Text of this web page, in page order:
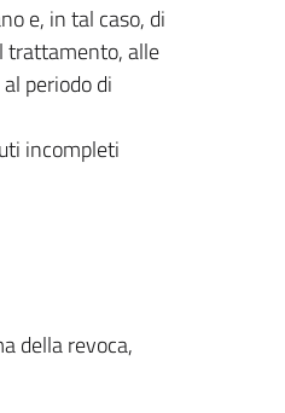
e, in tal caso, di
trattamento, alle
periodo di
incompleti
della revoca,